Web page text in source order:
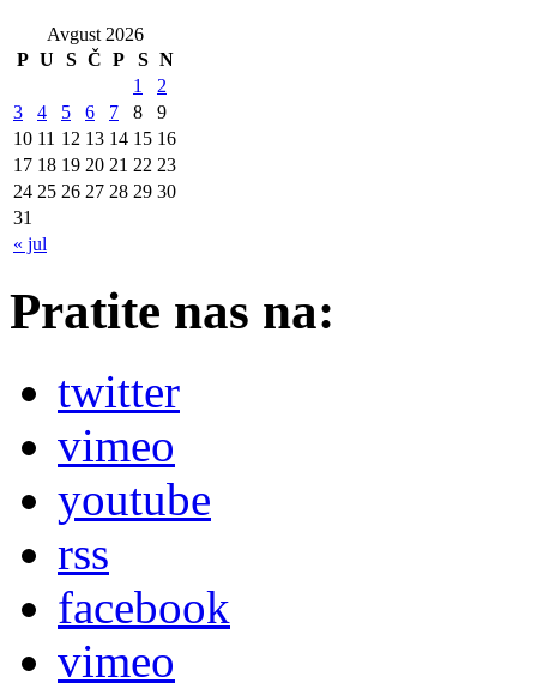
Avgust 2026
P U S Č P S N
« jul
1
2
3
4 5 6 7 8
9
10 11 12 13 14 15 16
17 18 19 20 21 22 23
24 25 26 27 28 29 30
31
Pratite nas na:
twitter
vimeo
youtube
rss
facebook
vimeo